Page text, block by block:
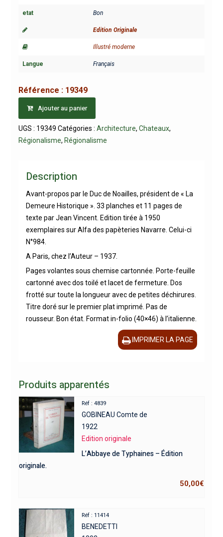
etat Bon
Edition Originale
Illustré moderne
Langue Français
Référence : 19349
Ajouter au panier
UGS : 19349 Catégories : Architecture, Chateaux,
Régionalisme, Régionalisme
Description
Avant-propos par le Duc de Noailles, président de « La
Demeure Historique ». 33 planches et 11 pages de
texte par Jean Vincent. Edition tirée à 1950
exemplaires sur Alfa des papèteries Navarre. Celui-ci
N°984.
A Paris, chez l’Auteur – 1937.
Pages volantes sous chemise cartonnée. Porte-feuille
cartonné avec dos toilé et lacet de fermeture. Dos
frotté sur toute la longueur avec de petites déchirures.
Titre doré sur le premier plat imprimé. Pas de
rousseur. Bon état. Format in-folio (40×46) à l’italienne.
IMPRIMER LA PAGE
Produits apparentés
Réf : 4839
GOBINEAU Comte de
1922
Edition originale
L’Abbaye de Typhaines – Édition
originale.
50,00€
Réf : 11414
BENEDETTI